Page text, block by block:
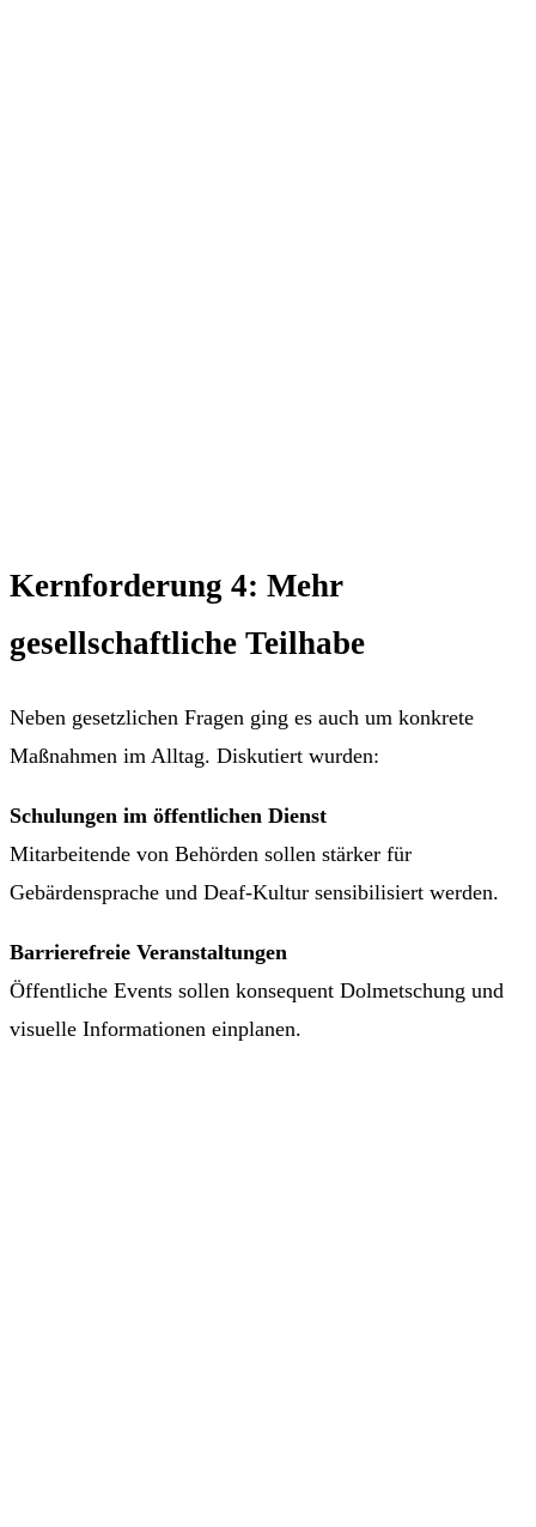
Kernforderung 4: Mehr
gesellschaftliche Teilhabe
Neben gesetzlichen Fragen ging es auch um konkrete
Maßnahmen im Alltag. Diskutiert wurden:
Schulungen im öffentlichen Dienst
Mitarbeitende von Behörden sollen stärker für
Gebärdensprache und Deaf-Kultur sensibilisiert werden.
Barrierefreie Veranstaltungen
Öffentliche Events sollen konsequent Dolmetschung und
visuelle Informationen einplanen.